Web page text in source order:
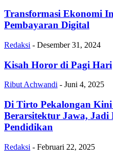
Transformasi Ekonomi
Pembayaran Digital
Redaksi - Desember 31, 2024
Kisah Horor di Pagi Hari
Ribut Achwandi - Juni 4, 2025
Di Tirto Pekalongan
Berarsitektur Jawa, Jadi
Pendidikan
Redaksi - Februari 22, 2025